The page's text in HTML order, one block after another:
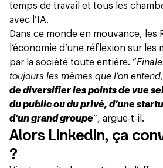
temps de travail et tous les
avec l’IA.
Dans ce monde en mouvance, les
l’économie d’une réflexion sur
par la société toute entière. “
toujours les mêmes que l’on
de diversifier les points de vue
du public ou du privé, d’une
d’un grand groupe”, argue-t-il.
Alors LinkedIn, ça
?